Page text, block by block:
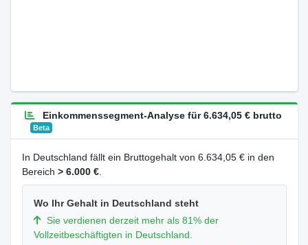
Einkommenssegment-Analyse für 6.634,05 € brutto
Beta
In Deutschland fällt ein Bruttogehalt von 6.634,05 € in den
Bereich > 6.000 €.
Wo Ihr Gehalt in Deutschland steht
Sie verdienen derzeit mehr als 81% der
Vollzeitbeschäftigten in Deutschland.